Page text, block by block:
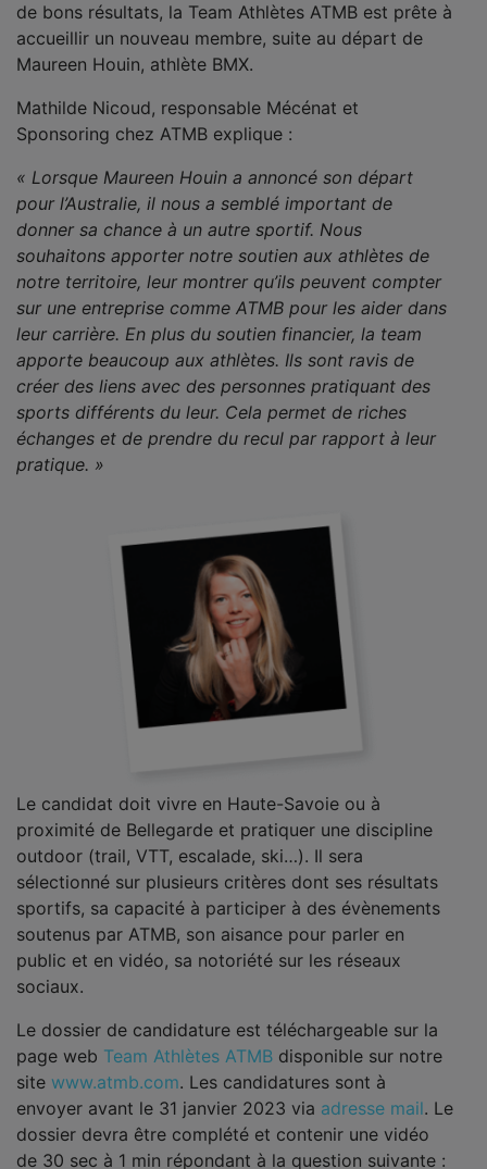
de bons résultats, la Team Athlètes ATMB est prête à
accueillir un nouveau membre, suite au départ de
Maureen Houin, athlète BMX.
Mathilde Nicoud, responsable Mécénat et
Sponsoring chez ATMB explique :
« Lorsque Maureen Houin a annoncé son départ
pour l’Australie, il nous a semblé important de
donner sa chance à un autre sportif. Nous
souhaitons apporter notre soutien aux athlètes de
notre territoire, leur montrer qu’ils peuvent compter
sur une entreprise comme ATMB pour les aider dans
leur carrière. En plus du soutien financier, la team
apporte beaucoup aux athlètes. Ils sont ravis de
créer des liens avec des personnes pratiquant des
sports différents du leur. Cela permet de riches
échanges et de prendre du recul par rapport à leur
pratique. »
Le candidat doit vivre en Haute-Savoie ou à
proximité de Bellegarde et pratiquer une discipline
outdoor (trail, VTT, escalade, ski…). Il sera
sélectionné sur plusieurs critères dont ses résultats
sportifs, sa capacité à participer à des évènements
soutenus par ATMB, son aisance pour parler en
public et en vidéo, sa notoriété sur les réseaux
sociaux.
Le dossier de candidature est téléchargeable sur la
page web Team Athlètes ATMB disponible sur notre
site www.atmb.com. Les candidatures sont à
envoyer avant le 31 janvier 2023 via adresse mail. Le
dossier devra être complété et contenir une vidéo
de 30 sec à 1 min répondant à la question suivante :